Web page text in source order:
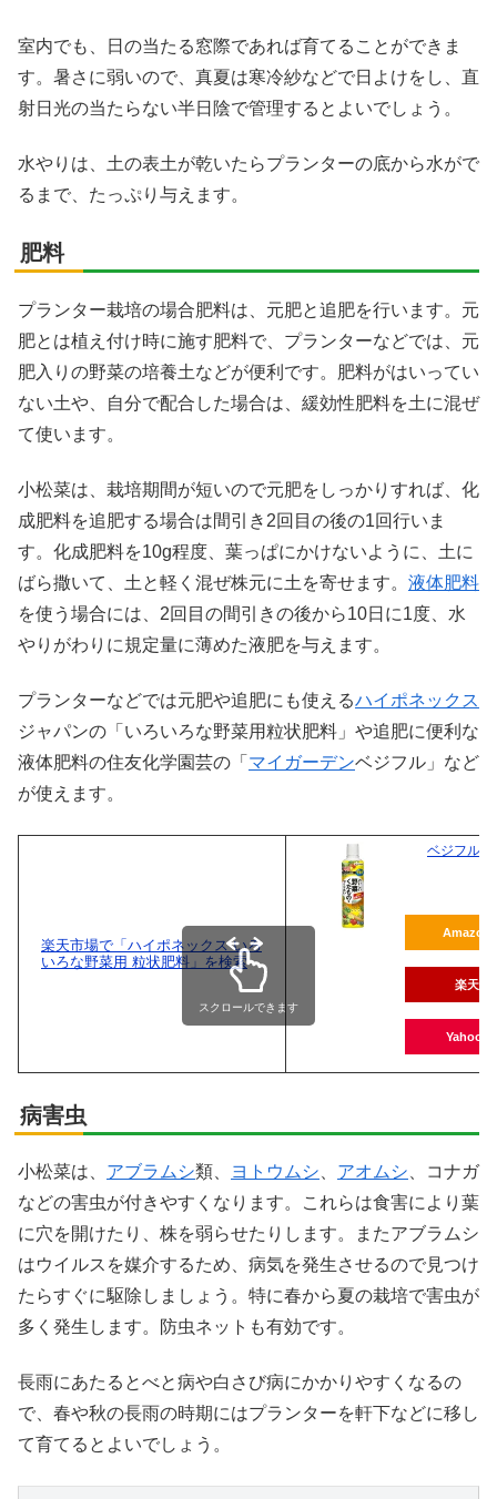
室内でも、日の当たる窓際であれば育てることができま
す。暑さに弱いので、真夏は寒冷紗などで日よけをし、直
射日光の当たらない半日陰で管理するとよいでしょう。
水やりは、土の表土が乾いたらプランターの底から水がで
るまで、たっぷり与えます。
肥料
プランター栽培の場合肥料は、元肥と追肥を行います。元
肥とは植え付け時に施す肥料で、プランターなどでは、元
肥入りの野菜の培養土などが便利です。肥料がはいってい
ない土や、自分で配合した場合は、緩効性肥料を土に混ぜ
て使います。
小松菜は、栽培期間が短いので元肥をしっかりすれば、化
成肥料を追肥する場合は間引き2回目の後の1回行いま
す。化成肥料を10g程度、葉っぱにかけないように、土に
ばら撒いて、土と軽く混ぜ株元に土を寄せます。 液体肥料
を使う場合には、2回目の間引きの後から10日に1度、水
やりがわりに規定量に薄めた液肥を与えます。
プランターなどでは元肥や追肥にも使えるハイポネックス
ジャパンの「いろいろな野菜用粒状肥料」や追肥に便利な
液体肥料の住友化学園芸の「 マイガーデンベジフル」など
が使えます。
楽天市場で「ハイポネックス いろ
いろな野菜用 粒状肥料」を検索
ベジフル液
Amazon
楽天
Yahoo!
スクロールできます
病害虫
小松菜は、 アブラムシ類、 ヨトウムシ アオムシ 、コナガ
などの害虫が付きやすくなります。これらは食害により葉
に穴を開けたり、株を弱らせたりします。またアブラムシ
はウイルスを媒介するため、病気を発生させるので見つけ
たらすぐに駆除しましょう。特に春から夏の栽培で害虫が
多く発生します。防虫ネットも有効です。
長雨にあたるとべと病や白さび病にかかりやすくなるの
で、春や秋の長雨の時期にはプランターを軒下などに移し
て育てるとよいでしょう。
X
Facebook
はてブ
LINE